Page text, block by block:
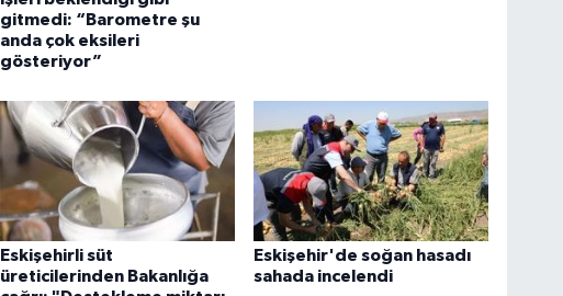
gitmedi: “Barometre şu
anda çok eksileri
gösteriyor”
Eskişehirli süt
üreticilerinden Bakanlığa
Eskişehir'de soğan hasadı
sahada incelendi